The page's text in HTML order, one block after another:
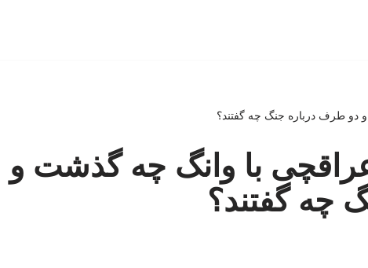
دو طرف درباره جنگ چه گفتند؟
عراقچی با وانگ چه گذشت و
چه گفتند؟